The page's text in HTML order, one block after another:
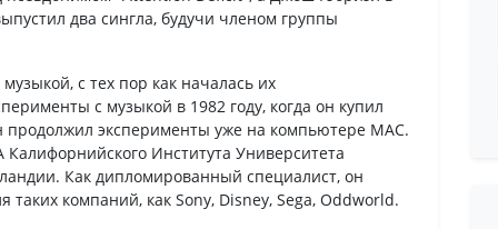
два сингла, будучи членом группы
с тех пор как началась их
с музыкой в 1982 году, когда он купил
эксперименты уже на компьютере MAC.
Института Университета
Как дипломированный специалист, он
таких компаний, как Sony, Disney, Sega, Oddworld.